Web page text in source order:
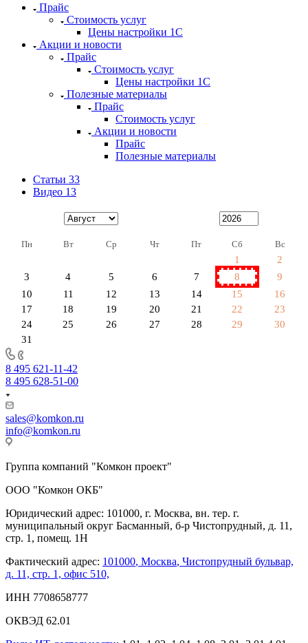
Прайс
Стоимость услуг
Цены настройки 1С
Акции и новости
Прайс
Стоимость услуг
Цены настройки 1С
Полезные материалы
Прайс
Стоимость услуг
Акции и новости
Прайс
Полезные материалы
Статьи 33
Видео 13
Пн Вт Ср Чт Пт Сб Вс
1
2
3
4 5 6 7 8
9
10
11 12 13 14 15
16
17
18 19 20 21 22
23
24
25 26 27 28 29
30
31
8 495 621-11-42
8 495 628-51-00
sales@komkon.ru
info@komkon.ru
Группа компаний "Комкон проект"
ООО "Комкон ОКБ"
Юридический адрес: 101000, г. Москва, вн. тер. г.
муниципальный округ Басманный, б-р Чистопрудный, д. 11,
стр. 1, помещ. 1Н
Фактический адрес: 101000, Москва, Чистопрудный бульвар,
д. 11, стр. 1, офис 510,
ИНН 7708658777
ОКВЭД 62.01